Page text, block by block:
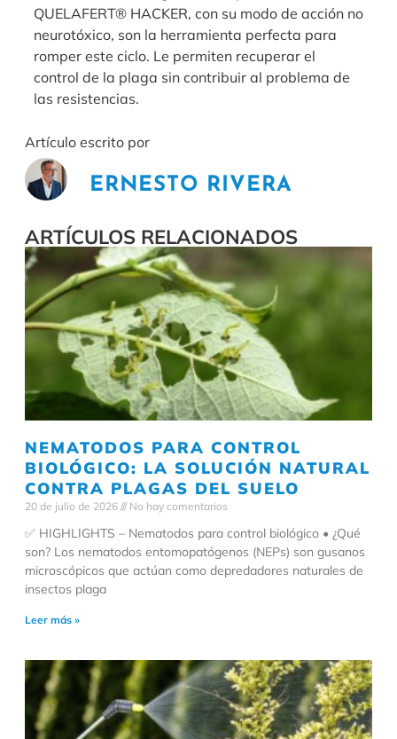
QUELAFERT® HACKER, con su modo de acción no
neurotóxico, son la herramienta perfecta para
romper este ciclo. Le permiten recuperar el
control de la plaga sin contribuir al problema de
las resistencias.
Artículo escrito por
ERNESTO RIVERA
ARTÍCULOS RELACIONADOS
NEMATODOS PARA CONTROL
BIOLÓGICO: LA SOLUCIÓN NATURAL
CONTRA PLAGAS DEL SUELO
20 de julio de 2026 No hay comentarios
✅ HIGHLIGHTS – Nematodos para control biológico • ¿Qué
son? Los nematodos entomopatógenos (NEPs) son gusanos
microscópicos que actúan como depredadores naturales de
insectos plaga
Leer más »